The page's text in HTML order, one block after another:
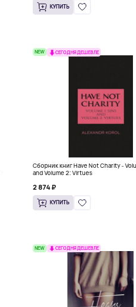
КУПИТЬ
NEW СЕГОДНЯ ДЕШЕВЛЕ
Сборник книг Have Not Charity -
and Volume 2: Virtues
2 874 ₽
КУПИТЬ
NEW СЕГОДНЯ ДЕШЕВЛЕ